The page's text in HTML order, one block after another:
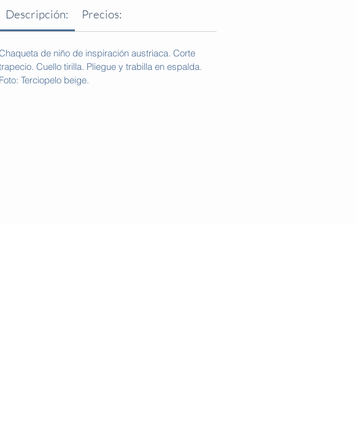
Descripción: Precios:
de niño de inspiración austriaca. Corte
Cuello tirilla. Pliegue y trabilla en espalda.
Foto: Terciopelo beige.